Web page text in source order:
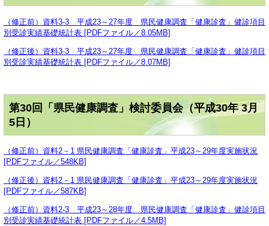
（修正前）資料3-3 平成23～27年度 県民健康調査「健康診査」健診項目
別受診実績基礎統計表 [PDFファイル／8.05MB]
（修正後）資料3-3 平成23～27年度 県民健康調査「健康診査」健診項目
別受診実績基礎統計表 [PDFファイル／8.07MB]
第30回「県民健康調査」検討委員会（平成30年 3月
5日）
（修正前）資料2－1 県民健康調査「健康診査」平成23～29年度実施状況
[PDFファイル／548KB]
（修正後）資料2－1 県民健康調査「健康診査」平成23～29年度実施状況
[PDFファイル／587KB]
（修正前）資料2-3 平成23～28年度 県民健康調査「健康診査」健診項目
別受診実績基礎統計表 [PDFファイル／4.5MB]